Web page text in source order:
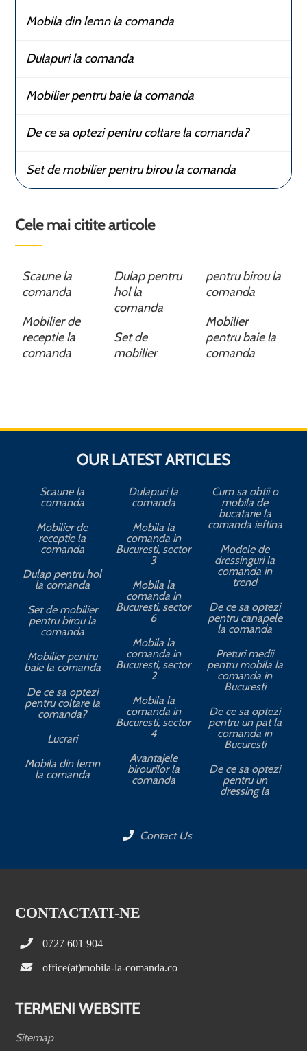
Mobila din lemn la comanda
Dulapuri la comanda
Mobilier pentru baie la comanda
De ce sa optezi pentru coltare la comanda?
Set de mobilier pentru birou la comanda
Cele mai citite articole
Scaune la
comanda
Mobilier de
receptie la
comanda
Dulap pentru
hol la
comanda
Set de
mobilier
pentru birou la
comanda
Mobilier
pentru baie la
comanda
OUR LATEST ARTICLES
Scaune la
comanda
Mobilier de
receptie la
comanda
Dulap pentru hol
la comanda
Set de mobilier
pentru birou la
comanda
Mobilier pentru
baie la comanda
De ce sa optezi
pentru coltare la
comanda?
Lucrari
Mobila din lemn
la comanda
Dulapuri la
comanda
Mobila la
comanda in
Bucuresti, sector
3
Mobila la
comanda in
Bucuresti, sector
6
Mobila la
comanda in
Bucuresti, sector
2
Mobila la
comanda in
Bucuresti, sector
4
Avantajele
birourilor la
comanda
Cum sa obtii o
mobila de
bucatarie la
comanda ieftina
Modele de
dressinguri la
comanda in
trend
De ce sa optezi
pentru canapele
la comanda
Preturi medii
pentru mobila la
comanda in
Bucuresti
De ce sa optezi
pentru un pat la
comanda in
Bucuresti
De ce sa optezi
pentru un
dressing la
Contact Us
CONTACTATI-NE
0727 601 904
office(at)mobila-la-comanda.co
TERMENI WEBSITE
Sitemap